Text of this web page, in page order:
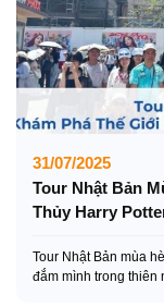
31/07/2025
Tour Nhật Bản
Thủy Harry
Tour Nhật Bản mùa
đắm mình trong thiên